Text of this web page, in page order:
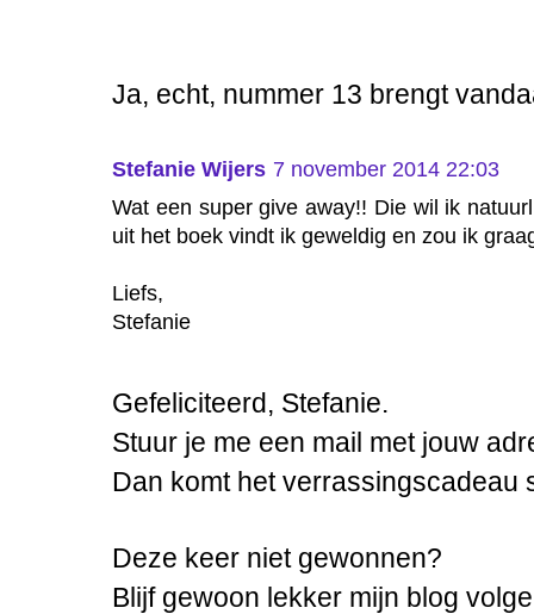
Ja, echt, nummer 13 brengt
Stefanie Wijers 7 november 2014 22:03
Wat een super give away!! Die wil ik
uit het boek vindt ik geweldig en zou ik
Liefs,
Stefanie
Gefeliciteerd, Stefanie.
Stuur je me een mail met jouw
Dan komt het verrassingscadeau
Deze keer niet gewonnen?
Blijf gewoon lekker mijn blog